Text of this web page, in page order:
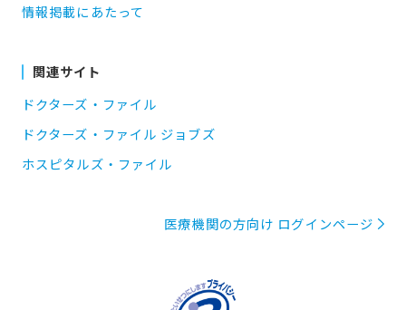
情報掲載にあたって
関連サイト
ドクターズ・ファイル
ドクターズ・ファイル ジョブズ
ホスピタルズ・ファイル
医療機関の方向け ログインページ